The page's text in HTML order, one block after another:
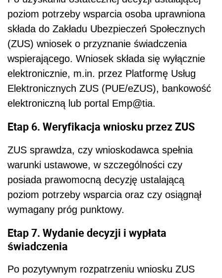
poziom potrzeby wsparcia osoba uprawniona
składa do Zakładu Ubezpieczeń Społecznych
(ZUS) wniosek o przyznanie świadczenia
wspierającego. Wniosek składa się wyłącznie
elektronicznie, m.in. przez Platformę Usług
Elektronicznych ZUS (PUE/eZUS), bankowość
elektroniczną lub portal Emp@tia.
Etap 6. Weryfikacja wniosku przez ZUS
ZUS sprawdza, czy wnioskodawca spełnia
warunki ustawowe, w szczególności czy
posiada prawomocną decyzję ustalającą
poziom potrzeby wsparcia oraz czy osiągnął
wymagany próg punktowy.
Etap 7. Wydanie decyzji i wypłata
świadczenia
Po pozytywnym rozpatrzeniu wniosku ZUS